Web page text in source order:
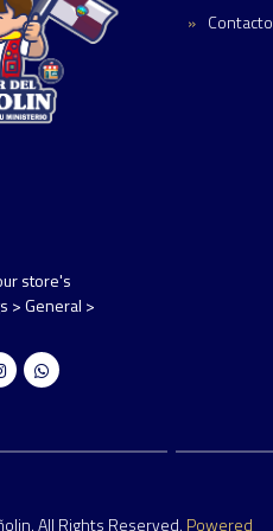
store's
> General >
Contacto
All Rights Reserved. Powered